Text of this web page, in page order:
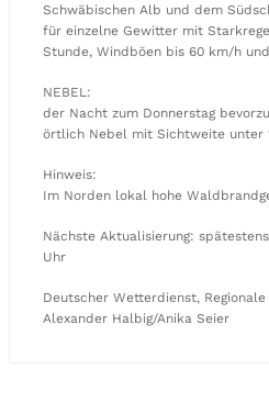
Schwäbischen Alb und dem
für einzelne Gewitter mit
Stunde, Windböen bis 60 km/h
NEBEL:
der Nacht zum Donnerstag
örtlich Nebel mit Sichtweite unter
Hinweis:
Im Norden lokal hohe
Nächste Aktualisierung:
Uhr
Deutscher Wetterdienst,
Alexander Halbig/Anika Seier